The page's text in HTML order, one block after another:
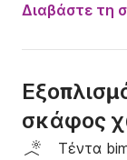
είναι κάποιος
Δεν
Στην τιμή
εκπαιδευτικό
σκάφους και
Διαβάστε τη
σκάφος
Τέντα